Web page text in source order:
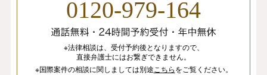
0120-979-164
※法律相談は、 受付予約後となりますので、
直接弁護士にはお繋ぎできません。
※国際案件の相談に関しましては別途 こちらをご覧ください。